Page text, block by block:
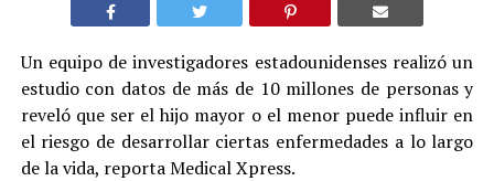
Un equipo de investigadores estadounidenses realizó un
estudio con datos de más de 10 millones de personas y
reveló que ser el hijo mayor o el menor puede influir en
el riesgo de desarrollar ciertas enfermedades a lo largo
de la vida, reporta Medical Xpress.